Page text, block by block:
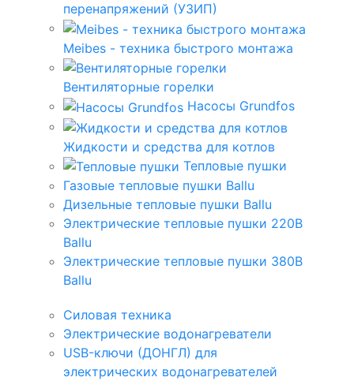
перенапряжений (УЗИП)
Meibes - техника быстрого монтажа
Вентиляторные горелки
Насосы Grundfos
Жидкости и средства для котлов
Тепловые пушки
Газовые тепловые пушки Ballu
Дизельные тепловые пушки Ballu
Электрические тепловые пушки 220В
Ballu
Электрические тепловые пушки 380В
Ballu
Силовая техника
Электрические водонагреватели
USB-ключи (ДОНГЛ) для
электрических водонагревателей